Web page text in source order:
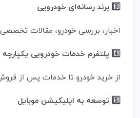
3️⃣ برند رسانه‌ای خودرویی
اخبار، بررسی خودرو، مقالات تخصصی
4️⃣ پلتفرم خدمات خودرویی یکپارچه
از خرید خودرو تا خدمات پس از
5️⃣ توسعه به اپلیکیشن موبایل